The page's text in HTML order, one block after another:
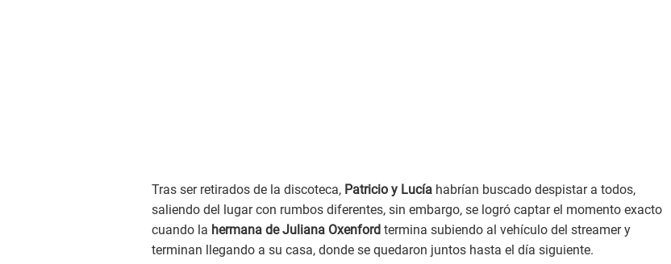
Tras ser retirados de la discoteca, Patricio y Lucía habrían buscado despistar a todos,
saliendo del lugar con rumbos diferentes, sin embargo, se logró captar el momento exacto
cuando la hermana de Juliana Oxenford termina subiendo al vehículo del streamer y
terminan llegando a su casa, donde se quedaron juntos hasta el día siguiente.